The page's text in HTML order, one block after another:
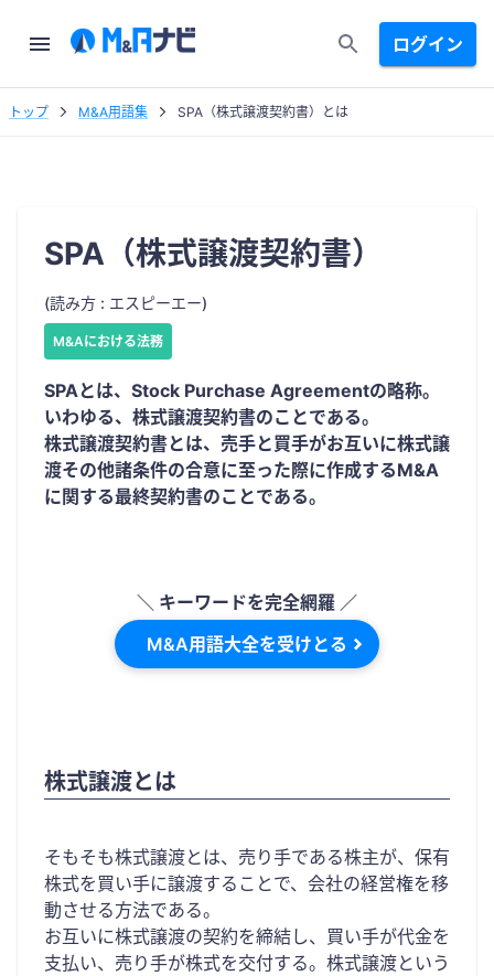
ログイン
トップ M&A用語集 SPA（株式譲渡契約書）とは
SPA（株式譲渡契約書）
(読み方 : エスピーエー)
M&Aにおける法務
SPAとは、Stock Purchase Agreementの略称。
いわゆる、株式譲渡契約書のことである。
株式譲渡契約書とは、売手と買手がお互いに株式譲
渡その他諸条件の合意に至った際に作成するM&A
に関する最終契約書のことである。
＼ キーワードを完全網羅 ／
M&A用語大全を受けとる
株式譲渡とは
そもそも株式譲渡とは、売り手である株主が、保有
株式を買い手に譲渡することで、会社の経営権を移
動させる方法である。
お互いに株式譲渡の契約を締結し、買い手が代金を
支払い、売り手が株式を交付する。株式譲渡という